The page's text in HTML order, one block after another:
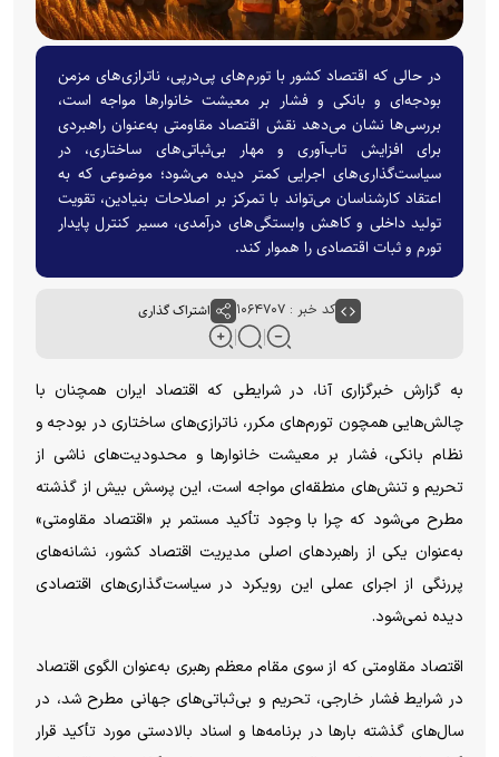
در حالی که اقتصاد کشور با تورم‌های پی‌درپی، ناترازی‌های مزمن
بودجه‌ای و بانکی و فشار بر معیشت خانوار‌ها مواجه است،
بررسی‌ها نشان می‌دهد نقش اقتصاد مقاومتی به‌عنوان راهبردی
برای افزایش تاب‌آوری و مهار بی‌ثباتی‌های ساختاری، در
سیاست‌گذاری‌های اجرایی کمتر دیده می‌شود؛ موضوعی که به
اعتقاد کارشناسان می‌تواند با تمرکز بر اصلاحات بنیادین، تقویت
تولید داخلی و کاهش وابستگی‌های درآمدی، مسیر کنترل پایدار
تورم و ثبات اقتصادی را هموار کند.
کد خبر : ۱۰۶۴۷۰۷ اشتراک گذاری
به گزارش خبرگزاری آنا، در شرایطی که اقتصاد ایران همچنان با
چالش‌هایی همچون تورم‌های مکرر، ناترازی‌های ساختاری در بودجه و
نظام بانکی، فشار بر معیشت خانوار‌ها و محدودیت‌های ناشی از
تحریم و تنش‌های منطقه‌ای مواجه است، این پرسش بیش از گذشته
مطرح می‌شود که چرا با وجود تأکید مستمر بر «اقتصاد مقاومتی»
به‌عنوان یکی از راهبرد‌های اصلی مدیریت اقتصاد کشور، نشانه‌های
پررنگی از اجرای عملی این رویکرد در سیاست‌گذاری‌های اقتصادی
دیده نمی‌شود.
اقتصاد مقاومتی که از سوی مقام معظم رهبری به‌عنوان الگوی اقتصاد
در شرایط فشار خارجی، تحریم و بی‌ثباتی‌های جهانی مطرح شد، در
سال‌های گذشته بار‌ها در برنامه‌ها و اسناد بالادستی مورد تأکید قرار